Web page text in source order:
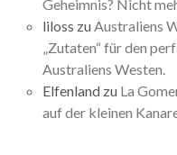
Geheimnis? Nicht
liloss zuAustraliens
„Zutaten“ für den
Australiens Westen.
Elfenland zu La
auf der kleinen